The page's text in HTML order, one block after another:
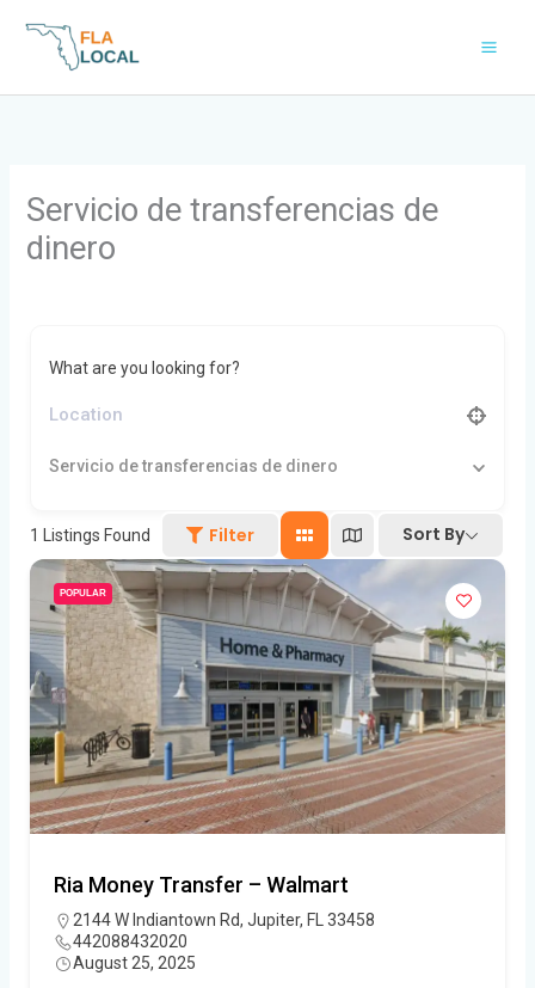
Servicio de transferencias de
dinero
What are you looking for?
Servicio de transferencias de dinero
1 Listings Found Filter Sort By
POPULAR
Ria Money Transfer – Walmart
2144 W Indiantown Rd, Jupiter, FL 33458
442088432020
August 25, 2025